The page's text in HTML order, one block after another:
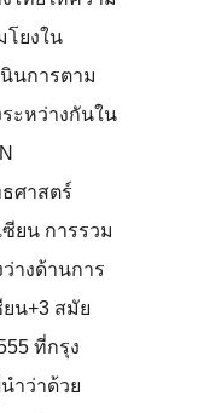
โยงใน
นการตาม
ะหว่างกันใน
ธศาสตร์
ยน การรวม
างด้านการ
น+3 สมัย
ที่กรุง
ำว่าด้วย